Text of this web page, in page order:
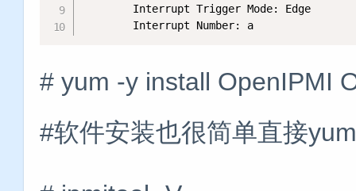
        Interrupt Trigger Mode: Edge
        Interrupt Number: a
# yum -y install OpenIPMI
#软件安装也很简单直接